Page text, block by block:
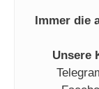
Immer die
Unsere